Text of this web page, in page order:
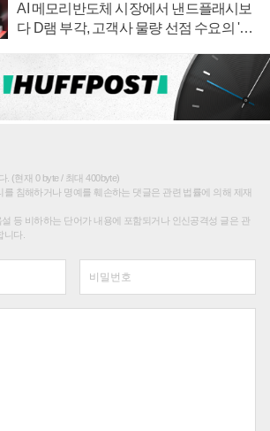
AI 메모리반도체 시장에서 낸드플래시보
다 D램 부각, 고객사 물량 선점 수요의 '우
. (현재 0 byte / 최대 400byte)
를 침해하거나 명예를 훼손하는 댓글은 관련 법률에 의해 제재
등 비하하는 단어가 내용에 포함되거나 인신공격성 글은 관
니다.